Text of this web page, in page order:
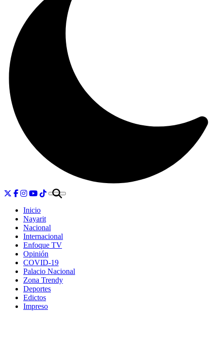
Inicio
Nayarit
Nacional
Internacional
Enfoque TV
Opinión
COVID-19
Palacio Nacional
Zona Trendy
Deportes
Edictos
Impreso